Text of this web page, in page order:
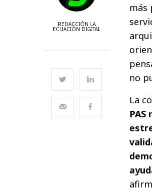
REDACCIÓN LA
ECUACIÓN DIGITAL
más
no
La